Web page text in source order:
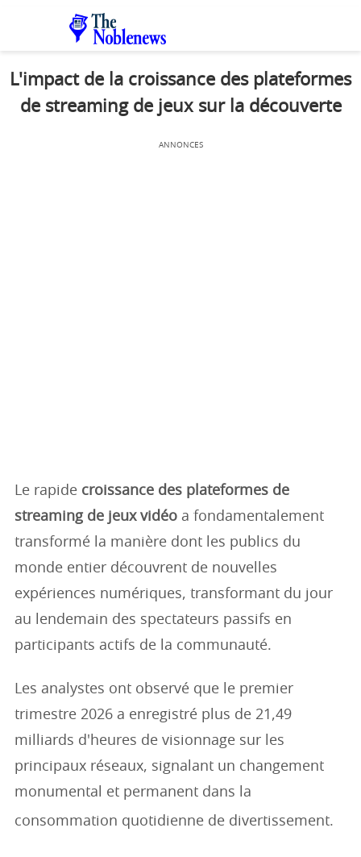
L'impact de la croissance des plateformes
de streaming de jeux sur la découverte
ANNONCES
Le rapide croissance des plateformes de
streaming de jeux vidéo a fondamentalement
transformé la manière dont les publics du
monde entier découvrent de nouvelles
expériences numériques, transformant du jour
au lendemain des spectateurs passifs en
participants actifs de la communauté.
Les analystes ont observé que le premier
trimestre 2026 a enregistré plus de 21,49
milliards d'heures de visionnage sur les
principaux réseaux, signalant un changement
monumental et permanent dans la
consommation quotidienne de divertissement.